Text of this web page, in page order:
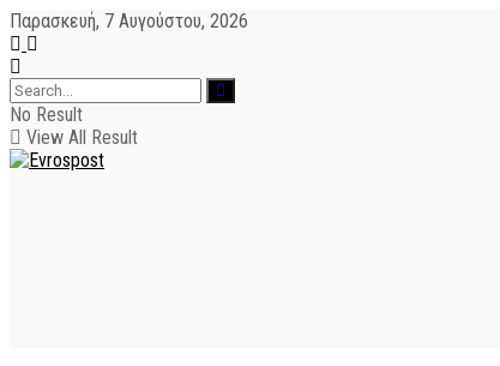
Παρασκευή, 7 Αυγούστου, 2026
No Result
View All Result